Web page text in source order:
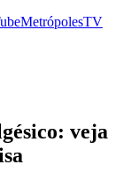
MetrópolesTV
veja